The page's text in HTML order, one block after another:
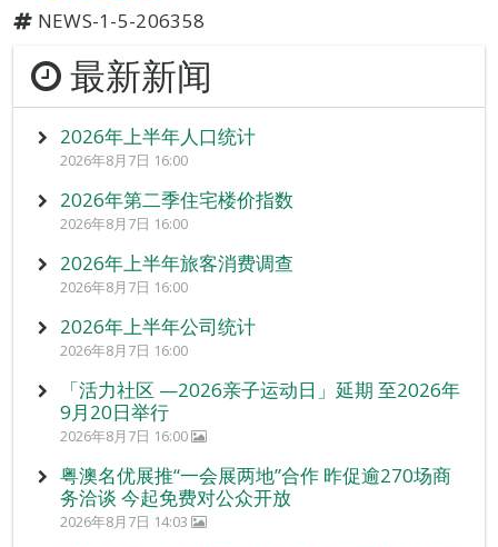
NEWS-1-5-206358
最新新闻
2026年上半年人口统计
2026年8月7日 16:00
2026年第二季住宅楼价指数
2026年8月7日 16:00
2026年上半年旅客消费调查
2026年8月7日 16:00
2026年上半年公司统计
2026年8月7日 16:00
「活力社区 —2026亲子运动日」延期 至2026年
9月20日举行
2026年8月7日 16:00
粤澳名优展推“一会展两地”合作 昨促逾270场商
务洽谈 今起免费对公众开放
2026年8月7日 14:03